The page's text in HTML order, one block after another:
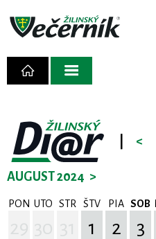
<
AUGUST 2024 >
PON UTO STR ŠTV PIA SOB
1 2 3